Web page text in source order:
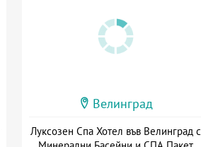
Велинград
Луксозен Спа Хотел във Велинград с